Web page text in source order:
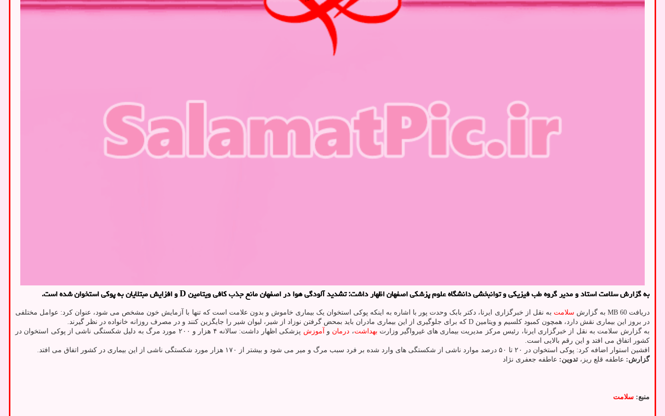
به گزارش سلامت استاد و مدیر گروه طب فیزیکی و توانبخشی دانشگاه علوم پزشکی اصفهان اظهار داشت: تشدید آلودگی هوا در اصفهان مانع جذب کافی ویتامین D و افزایش مبتلایان به پوکی استخوان شده است.
دریافت 60 MB به گزارش سلامت به نقل از خبرگزاری ایرنا، دکتر بابک وحدت پور با اشاره به اینکه پوکی استخوان یک بیماری خاموش و بدون علامت است که تنها با آزمایش خون مشخص می شود، عنوان کرد: عوامل مختلفی
در بروز این بیماری نقش دارد، همچون کمبود کلسیم و ویتامین D که برای جلوگیری از این بیماری مادران باید بمحض گرفتن نوزاد از شیر، لیوان شیر را جایگزین کنند و در مصرف روزانه خانواده در نظر گیرند.
به گزارش سلامت به نقل از خبرگزاری ایرنا، رئیس مرکز مدیریت بیماری های غیرواگیر وزارت بهداشت، درمان و آموزش
پزشکی اظهار داشت: سالانه ۴ هزار و ۲۰۰ مورد مرگ به دلیل شکستگی ناشی از پوکی استخوان در
کشور اتفاق می افتد و این رقم بالایی است.
افشین استوار اضافه کرد: پوکی استخوان در ۲۰ تا ۵۰ درصد موارد ناشی از شکستگی های وارد شده بر فرد سبب مرگ و میر می شود و بیشتر از ۱۷۰ هزار مورد شکستگی ناشی از این بیماری در کشور اتفاق می افتد.
گزارش: عاطفه قلع ریز، تدوین: عاطفه جعفری نژاد
منبع: سلامت